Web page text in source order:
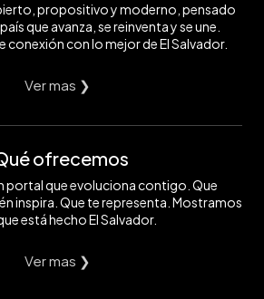
propositivo y moderno, pensado
que avanza, se reinventa y se une.
conexión con lo mejor de El Salvador.
Ver mas ❯
ofrecemos
portal que evoluciona contigo. Que
inspira. Que te representa. Mostramos
está hecho El Salvador.
Ver mas ❯